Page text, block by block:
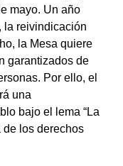
mayo. Un año
la reivindicación
la Mesa quiere
garantizados de
Por ello, el
una
bajo el lema “La
de los derechos